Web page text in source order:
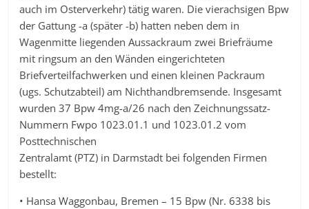
auch im Osterverkehr) tätig waren. Die vierachsigen Bpw
der Gattung -a (später -b) hatten neben dem in
Wagenmitte liegenden Aussackraum zwei Briefräume
mit ringsum an den Wänden eingerichteten
Briefverteilfachwerken und einen kleinen Packraum
(ugs. Schutzabteil) am Nichthandbremsende. Insgesamt
wurden 37 Bpw 4mg-a/26 nach den Zeichnungssatz-
Nummern Fwpo 1023.01.1 und 1023.01.2 vom
Posttechnischen
Zentralamt (PTZ) in Darmstadt bei folgenden Firmen
bestellt:
• Hansa Waggonbau, Bremen – 15 Bpw (Nr. 6338 bis